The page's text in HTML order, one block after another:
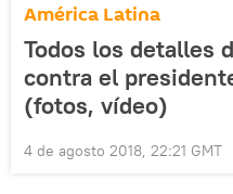
América Latina
Todos los detalles
contra el
(fotos, vídeo)
4 de agosto 2018, 22:21 GMT